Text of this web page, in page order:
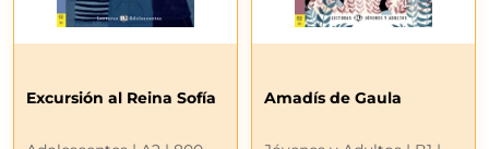
Excursión al Reina Sofía Amadís de Gaula